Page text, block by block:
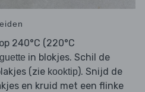
240°C (220°C
in blokjes. Schil de
(zie kooktip). Snijd de
en kruid met een flinke